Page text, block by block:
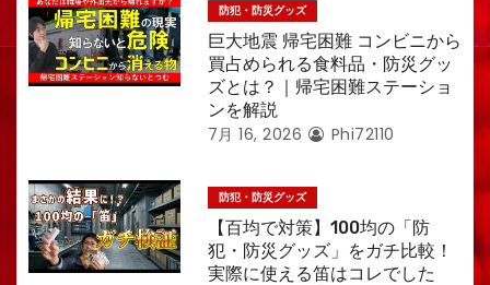
防犯・防災グッズ
巨大地震 帰宅困難 コンビニから
買占められる食料品・防災グッ
ズとは？｜帰宅困難ステーショ
ンを解説
7月 16, 2026 Phi72110
防犯・防災グッズ
【百均で対策】100均の「防
犯・防災グッズ」をガチ比較！
実際に使える笛はコレでした